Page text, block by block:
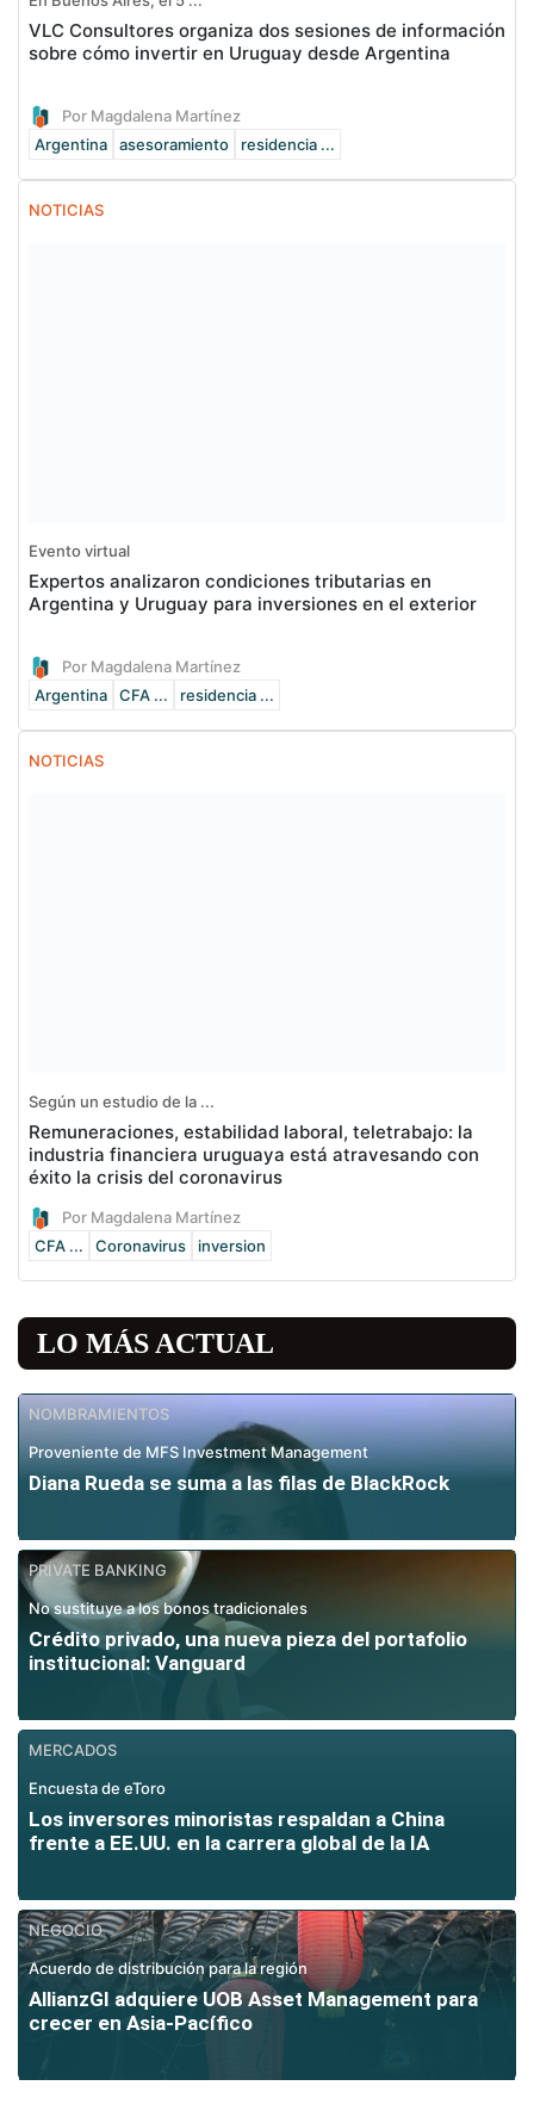
VLC Consultores organiza dos sesiones de información
sobre cómo invertir en Uruguay desde Argentina
Por Magdalena Martínez
Argentina
asesoramiento residencia ...
NOTICIAS
Evento virtual
Expertos analizaron condiciones tributarias en
Argentina y Uruguay para inversiones en el exterior
Por Magdalena Martínez
Argentina
CFA ... residencia ...
NOTICIAS
Según un estudio de la ...
Remuneraciones, estabilidad laboral, teletrabajo: la
industria financiera uruguaya está atravesando con
éxito la crisis del coronavirus
Por Magdalena Martínez
CFA ...
Coronavirus inversion
LO MÁS ACTUAL
NOMBRAMIENTOS
Proveniente de MFS Investment Management
Diana Rueda se suma a las filas de BlackRock
PRIVATE BANKING
No sustituye a los bonos tradicionales
Crédito privado, una nueva pieza del portafolio
institucional: Vanguard
MERCADOS
Encuesta de eToro
Los inversores minoristas respaldan a China
frente a EE.UU. en la carrera global de la IA
NEGOCIO
Acuerdo de distribución para la región
AllianzGI adquiere UOB Asset Management para
crecer en Asia-Pacífico